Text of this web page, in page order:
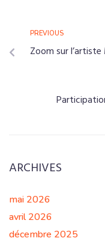
PREVIOUS
Zoom sur l’artiste
ARCHIVES
mai 2026
avril 2026
décembre 2025